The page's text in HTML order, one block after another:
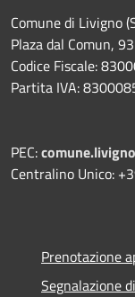
Comune di Livigno
Plaza dal Comun,
Codice Fiscale:
Partita IVA:
PEC:
Centralino Unico:
Prenotazione
Segnalazione